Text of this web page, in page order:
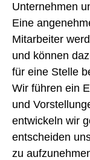
Unternehmen
Eine
Mitarbeiter
und können
für eine Stelle
Wir führen ein
und
entwickeln wir
entscheiden
zu